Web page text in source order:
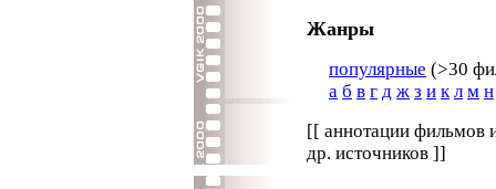
Жанры
популярные (>30
а б в г д ж з и к л м н
[[ аннотации фильмов
др. источников ]]